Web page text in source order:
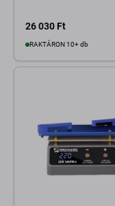
26 030 Ft
RAKTÁRON 10+ db